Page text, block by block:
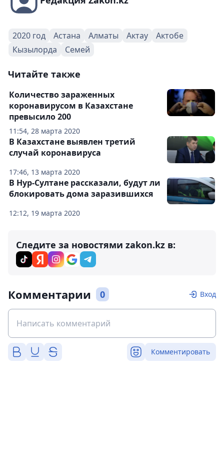
2020 год Астана Алматы Актау
Актобе
Кызылорда
Семей
Читайте также
11:54, 28 марта 2020
Количество зараженных
коронавирусом в Казахстане
превысило 200
17:46, 13 марта 2020
В Казахстане выявлен третий
случай коронавируса
12:12, 19 марта 2020
В Нур-Султане рассказали, будут ли
блокировать дома заразившихся
Следите за новостями zakon.kz в:
Комментарии 0 Вход
Комментировать